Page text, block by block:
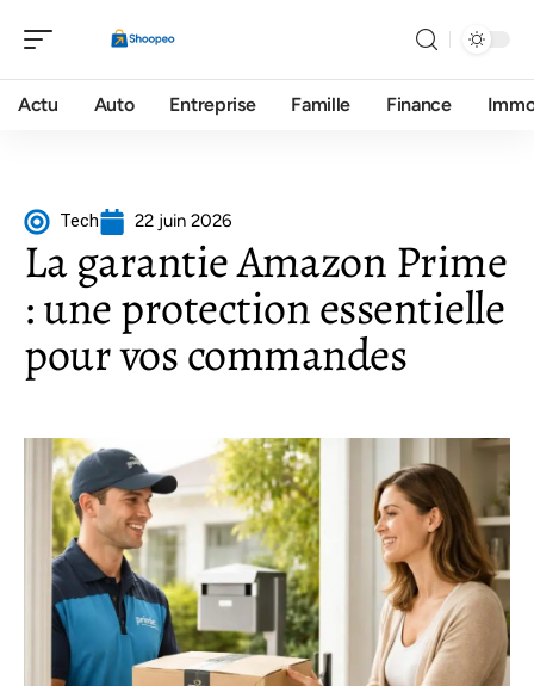
Actu Auto Entreprise Famille Finance
Tech 22 juin 2026
La garantie Amazon Prime
: une protection essentielle
pour vos commandes